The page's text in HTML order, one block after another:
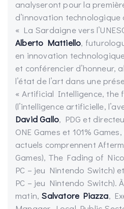
analyseront pour la
d’innovation technologique
« La Sardaigne vers
Alberto Mattiello,
en innovation
et conférencier d’honneur,
l’état de l’art dans une
« Artificial Intelligence, the
(l’intelligence artificielle,
David Gallo, PDG et
ONE Games et 101%
actuels comprennent
Games), The Fading of
PC – jeu Nintendo Switch)
PC – jeu Nintendo Switch).
matin, Salvatore Piazza,